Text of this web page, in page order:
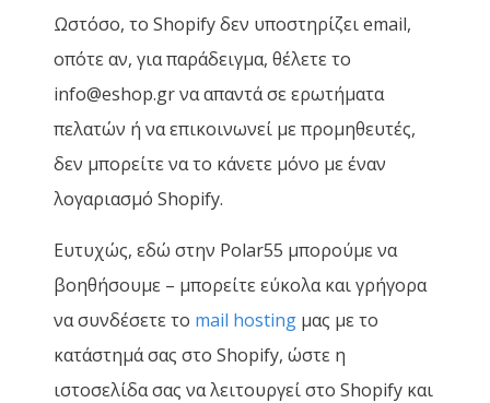
Ωστόσο, το Shopify δεν υποστηρίζει email,
οπότε αν, για παράδειγμα, θέλετε το
info@eshop.gr να απαντά σε ερωτήματα
πελατών ή να επικοινωνεί με προμηθευτές,
δεν μπορείτε να το κάνετε μόνο με έναν
λογαριασμό Shopify.
Ευτυχώς, εδώ στην Polar55 μπορούμε να
βοηθήσουμε – μπορείτε εύκολα και γρήγορα
να συνδέσετε το mail hosting μας με το
κατάστημά σας στο Shopify, ώστε η
ιστοσελίδα σας να λειτουργεί στο Shopify και